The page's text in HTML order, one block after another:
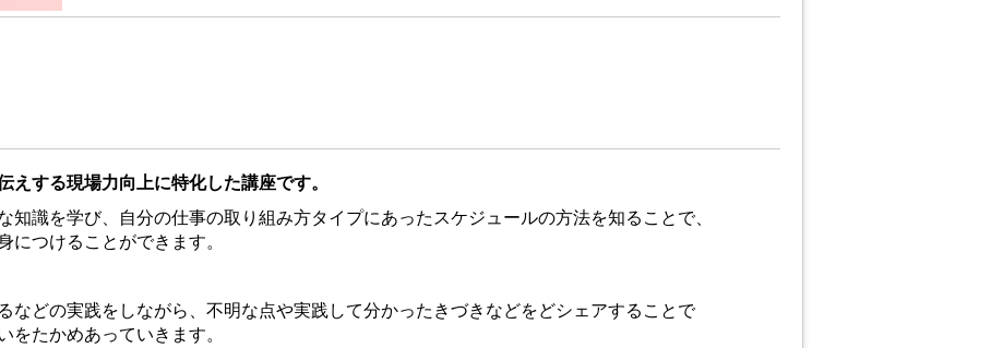
えする現場力向上に特化した講座です。
知識を学び、自分の仕事の取り組み方タイプにあったスケジュールの方法を知ることで、
につけることができます。
などの実践をしながら、不明な点や実践して分かったきづきなどをどシェアすることで
をたかめあっていきます。